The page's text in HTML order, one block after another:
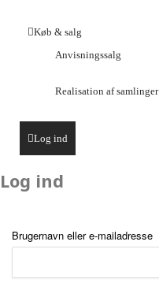
Køb & salg
Anvisningssalg
Realisation af samlinger
Log ind
Log ind
Brugernavn eller e-mailadresse